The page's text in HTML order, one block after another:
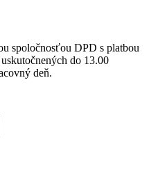
spoločnosťou DPD s platbou
do 13.00
deň.